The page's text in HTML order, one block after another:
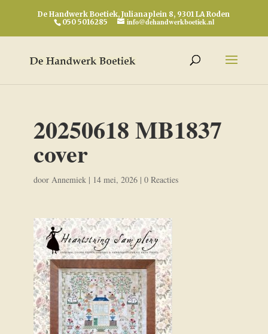
De Handwerk Boetiek, Julianaplein 8, 9301 LA Roden
050 5016285
info@dehandwerkboetiek.nl
20250618 MB1837
cover
door Annemiek| 14 mei, 2026| 0 Reacties